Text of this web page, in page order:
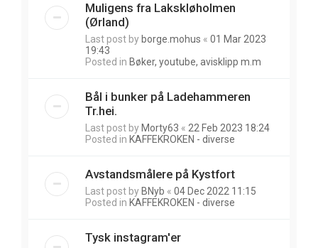
Muligens fra Lakskløholmen
(Ørland)
Last post by borge.mohus « 01 Mar 2023
19:43
Posted in Bøker, youtube, avisklipp m.m
Bål i bunker på Ladehammeren
Tr.hei.
Last post by Morty63 « 22 Feb 2023 18:24
Posted in KAFFEKROKEN - diverse
Avstandsmålere på Kystfort
Last post by BNyb « 04 Dec 2022 11:15
Posted in KAFFEKROKEN - diverse
Tysk instagram'er